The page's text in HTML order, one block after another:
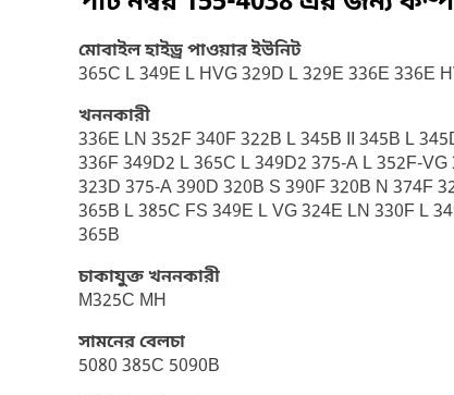
মোবাইল হাইড্র পাওয়ার ইউনিট
365C L 349E L HVG 329D L 329E 336E 336E
খননকারী
336E LN 352F 340F 322B L 345B II 345B L
336F 349D2 L 365C L 349D2 375-A L 352F-
323D 375-A 390D 320B S 390F 320B N 374F
365B L 385C FS 349E L VG 324E LN 330F L
365B
চাকাযুক্ত খননকারী
M325C MH
সামনের বেলচা
5080 385C 5090B